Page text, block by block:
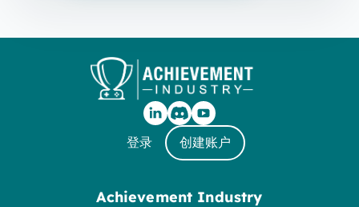
登录 创建账户
Achievement Industry